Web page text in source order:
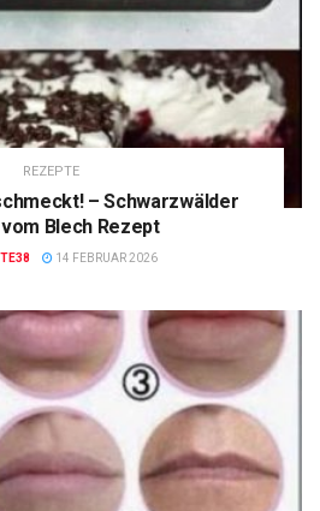
REZEPTE
– Schwarzwälder
Blech Rezept
14 FEBRUAR 2026